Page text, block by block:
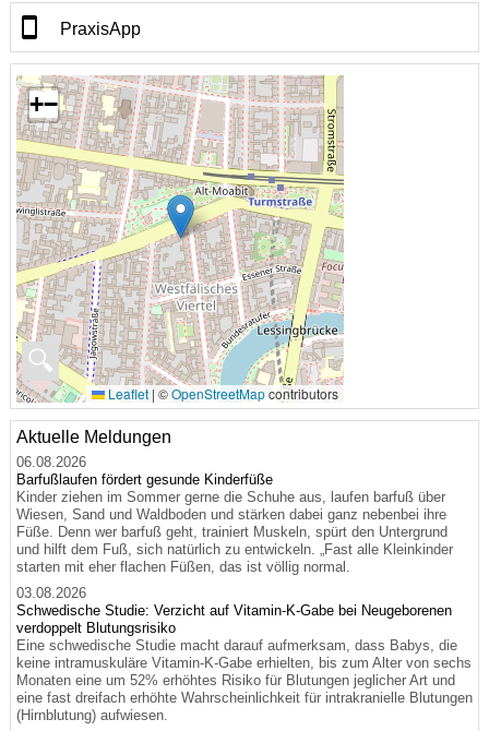
PraxisApp
🔍
+−
Leaflet | ©OpenStreetMapcontributors
Aktuelle Meldungen
06.08.2026
Barfußlaufen fördert gesunde Kinderfüße
Kinder ziehen im Sommer gerne die Schuhe aus, laufen barfuß über
Wiesen, Sand und Waldboden und stärken dabei ganz nebenbei ihre
Füße. Denn wer barfuß geht, trainiert Muskeln, spürt den Untergrund
und hilft dem Fuß, sich natürlich zu entwickeln. „Fast alle Kleinkinder
starten mit eher flachen Füßen, das ist völlig normal.
03.08.2026
Schwedische Studie: Verzicht auf Vitamin-K-Gabe bei Neugeborenen
verdoppelt Blutungsrisiko
Eine schwedische Studie macht darauf aufmerksam, dass Babys, die
keine intramuskuläre Vitamin-K-Gabe erhielten, bis zum Alter von sechs
Monaten eine um 52% erhöhtes Risiko für Blutungen jeglicher Art und
eine fast dreifach erhöhte Wahrscheinlichkeit für intrakranielle Blutungen
(Hirnblutung) aufwiesen.